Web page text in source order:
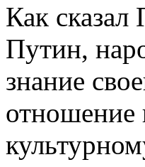
Как
Путин,
знание
отношение